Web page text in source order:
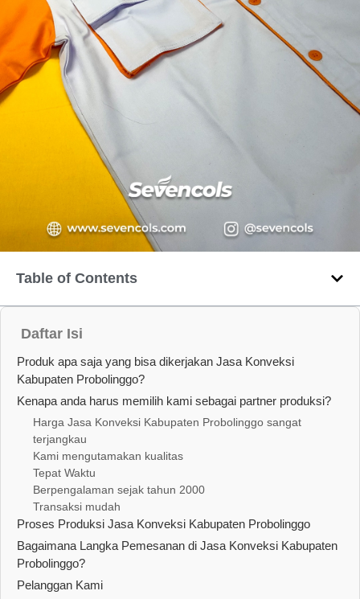
Table of Contents
Daftar Isi
Produk apa saja yang bisa dikerjakan Jasa Konveksi
Kabupaten Probolinggo?
Kenapa anda harus memilih kami sebagai partner produksi?
Harga Jasa Konveksi Kabupaten Probolinggo sangat
terjangkau
Kami mengutamakan kualitas
Tepat Waktu
Berpengalaman sejak tahun 2000
Transaksi mudah
Proses Produksi Jasa Konveksi Kabupaten Probolinggo
Bagaimana Langka Pemesanan di Jasa Konveksi Kabupaten
Probolinggo?
Pelanggan Kami